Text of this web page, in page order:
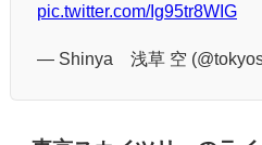
pic.twitter.com/Ig95tr8WIG
— Shinya 浅草 空